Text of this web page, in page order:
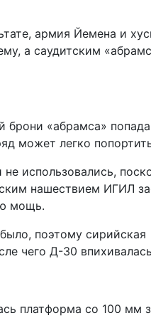
армия Йемена и
а саудитским
брони «абрамса»
может легко
использовались,
нашествием ИГИЛ
мощь.
поэтому сирийская
чего Д-30
платформа со 100 мм